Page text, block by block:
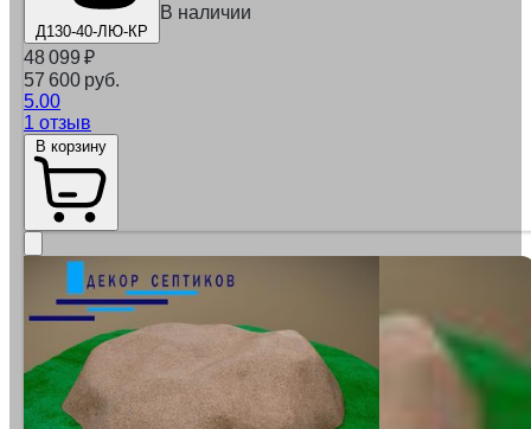
Д130-40-ЛЮ-КР
В наличии
48 099 ₽
57 600 руб.
5.00
1 отзыв